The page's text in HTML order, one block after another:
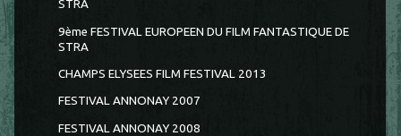
STRA
9ème FESTIVAL EUROPEEN DU FILM FANTASTIQUE DE
STRA
CHAMPS ELYSEES FILM FESTIVAL 2013
FESTIVAL ANNONAY 2007
FESTIVAL ANNONAY 2008